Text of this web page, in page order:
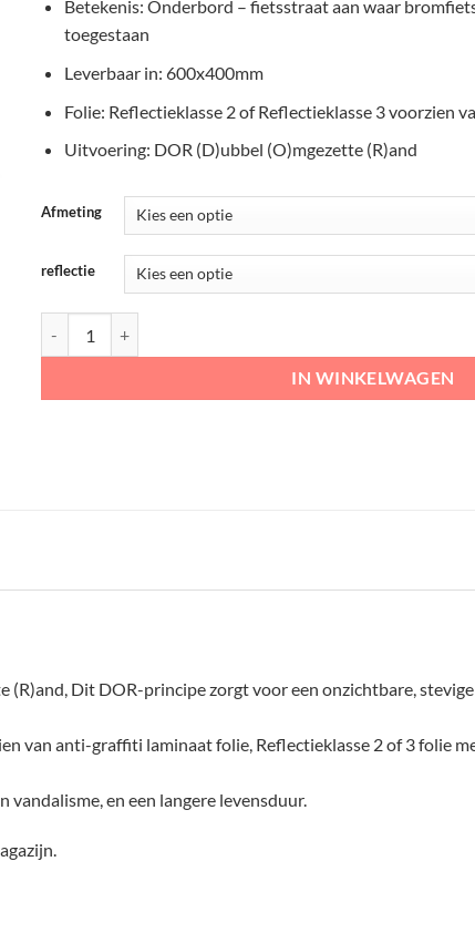
Betekenis: Onderbord – fietsstraat aan waar
toegestaan
Leverbaar in: 600x400mm
Folie: Reflectieklasse 2 of Reflectieklasse 3 voorzien
Uitvoering: DOR (D)ubbel (O)mgezette (R)and
Afmeting
reflectie
IN WINKELWAGEN
Dit DOR-principe zorgt voor een onzichtbare,
van anti-graffiti laminaat folie, Reflectieklasse 2 of 3 folie
en een langere levensduur.